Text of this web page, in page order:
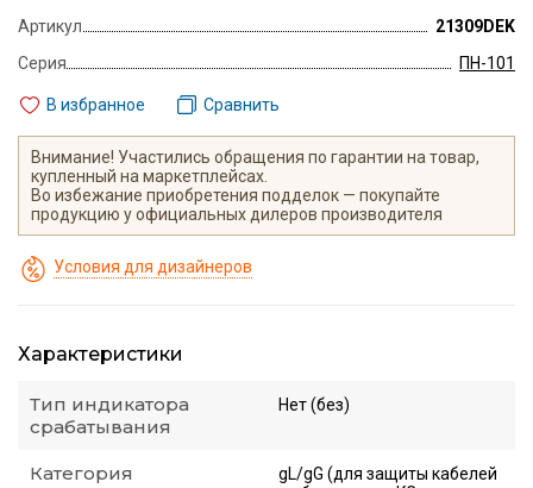
Артикул
21309DEK
Серия
ПН-101
В избранное Сравнить
Внимание! Участились обращения по гарантии на товар,
купленный на маркетплейсах.
Во избежание приобретения подделок — покупайте
продукцию у официальных дилеров производителя
Условия для дизайнеров
Характеристики
Тип индикатора
срабатывания
Нет (без)
Категория
gL/gG (для защиты кабелей